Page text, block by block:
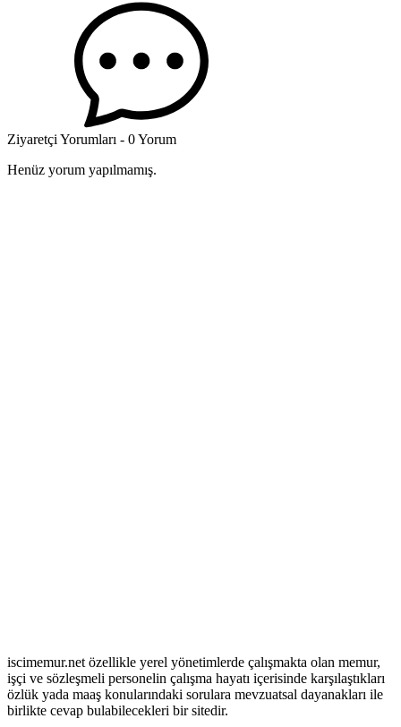
Ziyaretçi Yorumları - 0 Yorum
Henüz yorum yapılmamış.
iscimemur.net özellikle yerel yönetimlerde çalışmakta olan memur,
işçi ve sözleşmeli personelin çalışma hayatı içerisinde karşılaştıkları
özlük yada maaş konularındaki sorulara mevzuatsal dayanakları ile
birlikte cevap bulabilecekleri bir sitedir.